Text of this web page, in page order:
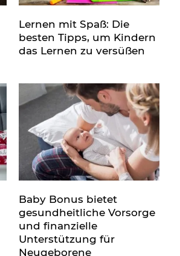
Lernen mit Spaß: Die
besten Tipps, um Kindern
das Lernen zu versüßen
Baby Bonus bietet
gesundheitliche Vorsorge
und finanzielle
Unterstützung für
Neugeborene